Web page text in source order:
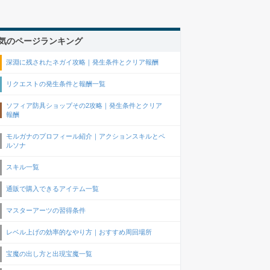
のページランキング
深淵に残されたネガイ攻略｜発生条件とクリア報酬
リクエストの発生条件と報酬一覧
ソフィア防具ショップその2攻略｜発生条件とクリア
報酬
モルガナのプロフィール紹介｜アクションスキルとペ
ルソナ
スキル一覧
通販で購入できるアイテム一覧
マスターアーツの習得条件
レベル上げの効率的なやり方｜おすすめ周回場所
宝魔の出し方と出現宝魔一覧